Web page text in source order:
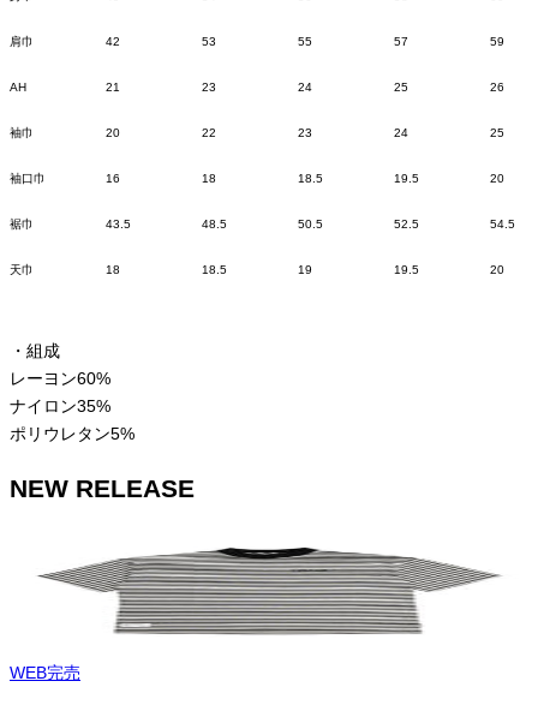
肩巾 42 53 55 57 59
AH 21 23 24 25 26
袖巾 20 22 23 24 25
袖口巾 16 18 18.5 19.5 20
裾巾 43.5 48.5 50.5 52.5 54.5
天巾 18 18.5 19 19.5 20
・組成
レーヨン60%
ナイロン35%
ポリウレタン5%
NEW RELEASE
WEB完売